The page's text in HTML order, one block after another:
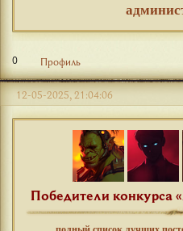
0 Профиль
12-05-2025, 21:04:06
Победители конкурса